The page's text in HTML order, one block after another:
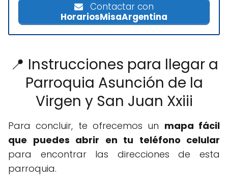
Contactar con
HorariosMisaArgentina
📍 Instrucciones para llegar a
Parroquia Asunción de la
Virgen y San Juan Xxiii
Para concluir, te ofrecemos un mapa fácil
que puedes abrir en tu teléfono celular
para encontrar las direcciones de esta
parroquia.